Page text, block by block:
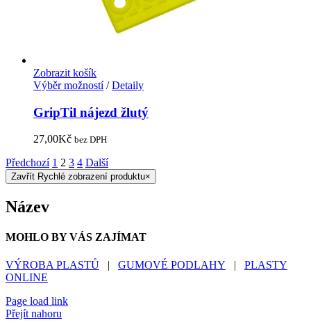
Zobrazit košík
Výběr možností/ Detaily
GripTil nájezd žlutý
27,00Kč bez DPH
Předchozí 1 2 3 4 Další
Zavřít Rychlé zobrazení produktu×
Název
MOHLO BY VÁS ZAJÍMAT
VÝROBA PLASTŮ | GUMOVÉ PODLAHY | PLASTY
ONLINE
Page load link
Přejít nahoru